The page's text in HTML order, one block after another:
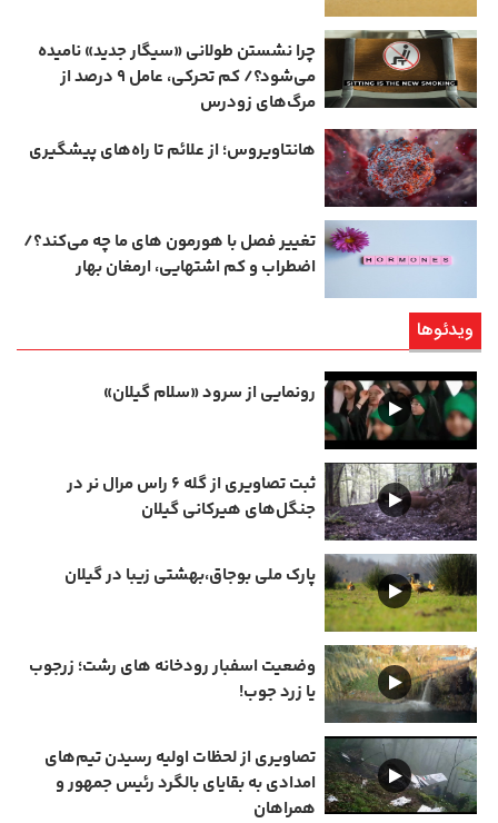
چرا نشستن طولانی «سیگار جدید» نامیده
می‌شود؟/ کم‌ تحرکی، عامل ۹ درصد از
مرگ‌های زودرس
هانتاویروس؛ از علائم تا راه‌های پیشگیری
تغییر فصل با هورمون‌ های ما چه می‌کند؟/
اضطراب و کم‌ اشتهایی، ارمغان بهار
ویدئوها
رونمایی از سرود «سلام گیلان»
ثبت تصاویری از گله ۶ راس مرال نر در
جنگل‌های هیرکانی گیلان
پارک ملی بوجاق،بهشتی زیبا در گیلان
وضعیت اسفبار رودخانه های رشت؛ زرجوب
یا زرد جوب!
تصاویری از لحظات اولیه رسیدن تیم‌های
امدادی به بقایای بالگرد رئیس جمهور و
همراهان